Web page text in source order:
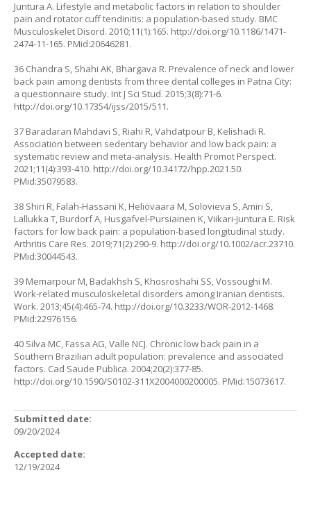
Juntura A. Lifestyle and metabolic factors in relation to shoulder
pain and rotator cuff tendinitis: a population-based study. BMC
Musculoskelet Disord. 2010;11(1):165. http://doi.org/10.1186/1471-
2474-11-165. PMid:20646281.
36 Chandra S, Shahi AK, Bhargava R. Prevalence of neck and lower
back pain among dentists from three dental colleges in Patna City:
a questionnaire study. Int J Sci Stud. 2015;3(8):71-6.
http://doi.org/10.17354/ijss/2015/511.
37 Baradaran Mahdavi S, Riahi R, Vahdatpour B, Kelishadi R.
Association between sedentary behavior and low back pain: a
systematic review and meta-analysis. Health Promot Perspect.
2021;11(4):393-410. http://doi.org/10.34172/hpp.2021.50.
PMid:35079583.
38 Shiri R, Falah-Hassani K, Heliövaara M, Solovieva S, Amiri S,
Lallukka T, Burdorf A, Husgafvel-Pursiainen K, Viikari-Juntura E. Risk
factors for low back pain: a population-based longitudinal study.
Arthritis Care Res. 2019;71(2):290-9. http://doi.org/10.1002/acr.23710.
PMid:30044543.
39 Memarpour M, Badakhsh S, Khosroshahi SS, Vossoughi M.
Work-related musculoskeletal disorders among Iranian dentists.
Work. 2013;45(4):465-74. http://doi.org/10.3233/WOR-2012-1468.
PMid:22976156.
40 Silva MC, Fassa AG, Valle NCJ. Chronic low back pain in a
Southern Brazilian adult population: prevalence and associated
factors. Cad Saude Publica. 2004;20(2):377-85.
http://doi.org/10.1590/S0102-311X2004000200005. PMid:15073617.
Submitted date:
09/20/2024
Accepted date:
12/19/2024